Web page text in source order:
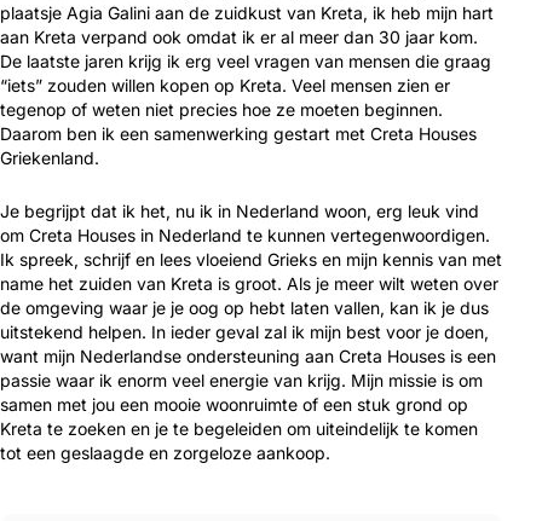
plaatsje Agia Galini aan de zuidkust van Kreta, ik heb mijn hart
aan Kreta verpand ook omdat ik er al meer dan 30 jaar kom.
De laatste jaren krijg ik erg veel vragen van mensen die graag
“iets” zouden willen kopen op Kreta. Veel mensen zien er
tegenop of weten niet precies hoe ze moeten beginnen.
Daarom ben ik een samenwerking gestart met Creta Houses
Griekenland.
Je begrijpt dat ik het, nu ik in Nederland woon, erg leuk vind
om Creta Houses in Nederland te kunnen vertegenwoordigen.
Ik spreek, schrijf en lees vloeiend Grieks en mijn kennis van met
name het zuiden van Kreta is groot. Als je meer wilt weten over
de omgeving waar je je oog op hebt laten vallen, kan ik je dus
uitstekend helpen. In ieder geval zal ik mijn best voor je doen,
want mijn Nederlandse ondersteuning aan Creta Houses is een
passie waar ik enorm veel energie van krijg. Mijn missie is om
samen met jou een mooie woonruimte of een stuk grond op
Kreta te zoeken en je te begeleiden om uiteindelijk te komen
tot een geslaagde en zorgeloze aankoop.